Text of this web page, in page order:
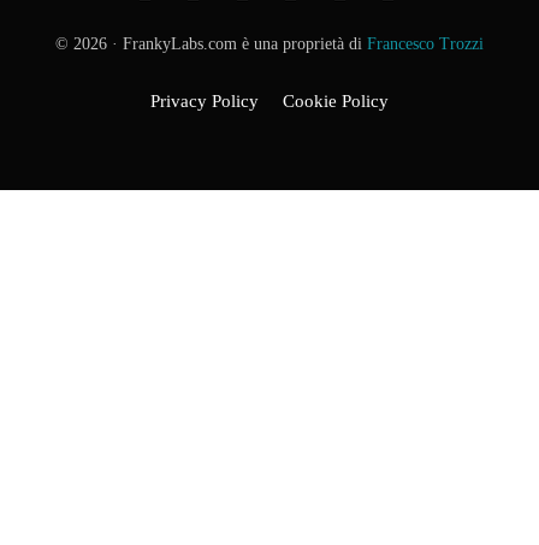
© 2026 · FrankyLabs.com è una proprietà di Francesco Trozzi
Privacy Policy Cookie Policy